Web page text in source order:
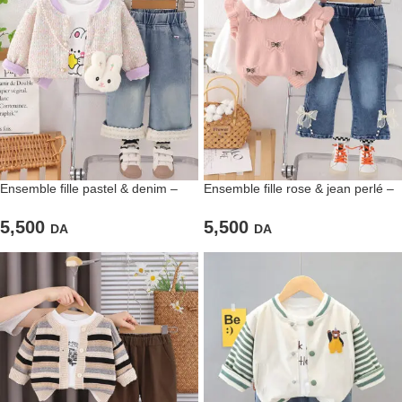
Ensemble fille pastel & denim –
5,500 DA
Ensemble fille rose & jean perlé –
5,500 DA